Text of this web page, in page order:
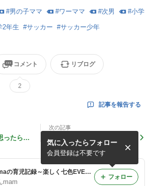
#男の子ママ #ワーママ #次男 #小学
2年生 #サッカー #サッカー少年
コメント
2
リブログ
記事を報告する
ったら中
次の記事
愛犬ルートGW散歩とポケモ
ンGO！
３兄弟mamaの育児記録～楽しく七色EVERYDAY〜
mam
気に入ったらフォロー
会員登録は不要です
フォロー